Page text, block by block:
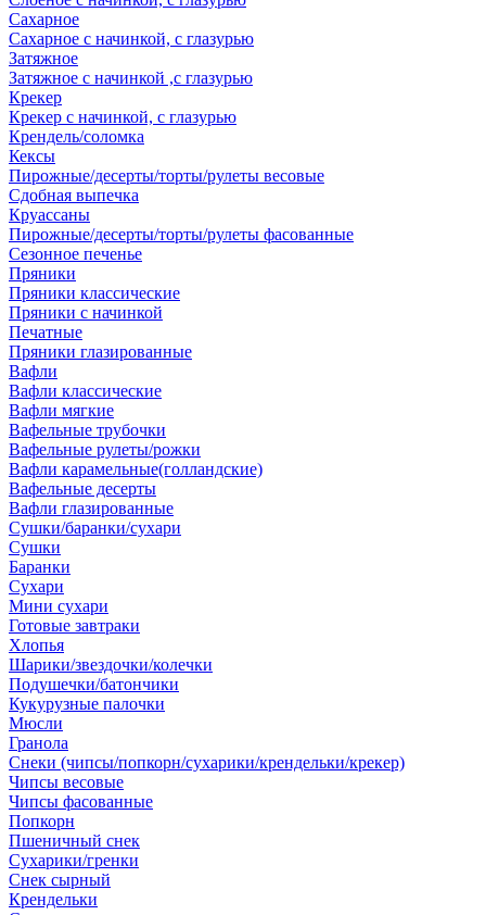
Сахарное
Сахарное с начинкой, с глазурью
Затяжное
Затяжное с начинкой ,с глазурью
Крекер
Крекер с начинкой, с глазурью
Крендель/соломка
Кексы
Пирожные/десерты/торты/рулеты весовые
Сдобная выпечка
Круассаны
Пирожные/десерты/торты/рулеты фасованные
Сезонное печенье
Пряники
Пряники классические
Пряники с начинкой
Печатные
Пряники глазированные
Вафли
Вафли классические
Вафли мягкие
Вафельные трубочки
Вафельные рулеты/рожки
Вафли карамельные(голландские)
Вафельные десерты
Вафли глазированные
Сушки/баранки/сухари
Сушки
Баранки
Сухари
Мини сухари
Готовые завтраки
Хлопья
Шарики/звездочки/колечки
Подушечки/батончики
Кукурузные палочки
Мюсли
Гранола
Снеки (чипсы/попкорн/сухарики/крендельки/крекер)
Чипсы весовые
Чипсы фасованные
Попкорн
Пшеничный снек
Сухарики/гренки
Снек сырный
Крендельки